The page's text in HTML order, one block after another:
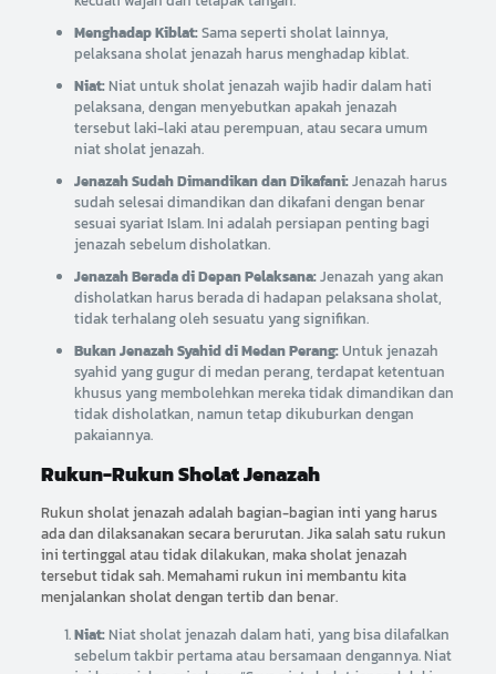
Menghadap Kiblat:Sama seperti sholat lainnya,
pelaksana sholat jenazah harus menghadap kiblat.
Niat:Niat untuk sholat jenazah wajib hadir dalam hati
pelaksana, dengan menyebutkan apakah jenazah
tersebut laki-laki atau perempuan, atau secara umum
niat sholat jenazah.
Jenazah Sudah Dimandikan dan Dikafani:Jenazah harus
sudah selesai dimandikan dan dikafani dengan benar
sesuai syariat Islam. Ini adalah persiapan penting bagi
jenazah sebelum disholatkan.
Jenazah Berada di Depan Pelaksana:Jenazah yang akan
disholatkan harus berada di hadapan pelaksana sholat,
tidak terhalang oleh sesuatu yang signifikan.
Bukan Jenazah Syahid di Medan Perang:Untuk jenazah
syahid yang gugur di medan perang, terdapat ketentuan
khusus yang membolehkan mereka tidak dimandikan dan
tidak disholatkan, namun tetap dikuburkan dengan
pakaiannya.
Rukun-Rukun Sholat Jenazah
Rukun sholat jenazah adalah bagian-bagian inti yang harus
ada dan dilaksanakan secara berurutan. Jika salah satu rukun
ini tertinggal atau tidak dilakukan, maka sholat jenazah
tersebut tidak sah. Memahami rukun ini membantu kita
menjalankan sholat dengan tertib dan benar.
Niat:Niat sholat jenazah dalam hati, yang bisa dilafalkan
sebelum takbir pertama atau bersamaan dengannya. Niat